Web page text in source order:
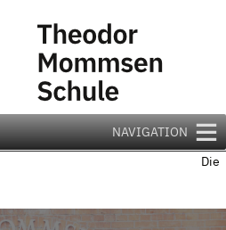
NAVIGATION